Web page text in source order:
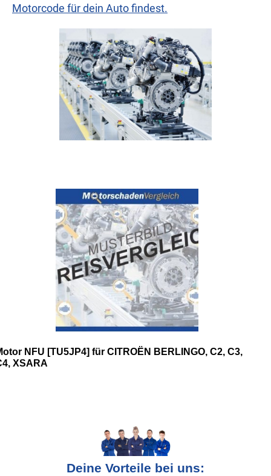
Motorcode für dein Auto findest.
NFU [TU5JP4] für CITROËN BERLINGO, C2, C3,
XSARA
Deine Vorteile bei uns: